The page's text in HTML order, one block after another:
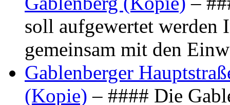
soll aufgewertet werden
gemeinsam mit den
Gablenberger
(Kopie) – #### Die